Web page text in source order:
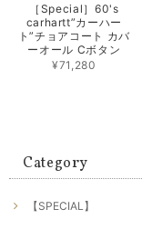
［Special］60's
carhartt”カーハー
ト”チョアコート カバ
ーオール Cボタン
¥71,280
Category
【SPECIAL】